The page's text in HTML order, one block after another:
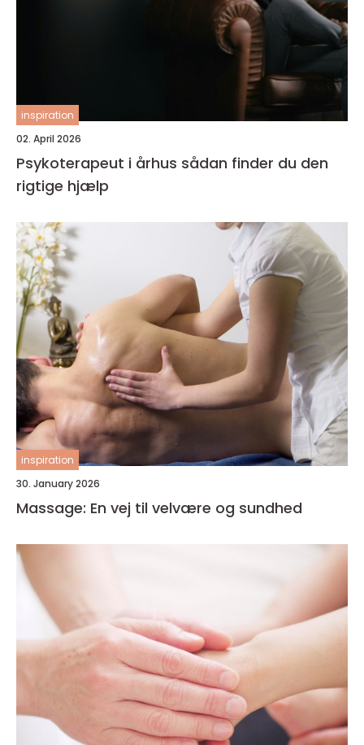
inspiration
02. April 2026
Psykoterapeut i århus sådan finder du den
rigtige hjælp
inspiration
30. January 2026
Massage: En vej til velvære og sundhed